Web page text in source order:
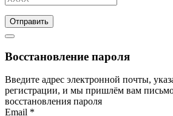
Отправить
Восстановление пароля
Введите адрес электронной почты,
регистрации, и мы пришлём вам
восстановления пароля
Email *